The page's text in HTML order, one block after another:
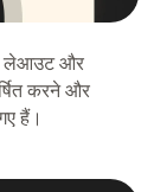
लेआउट और
करने और
हैं।